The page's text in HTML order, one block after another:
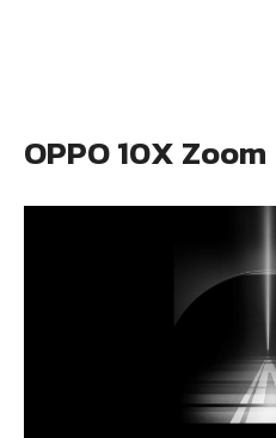
OPPO 10X Zoom